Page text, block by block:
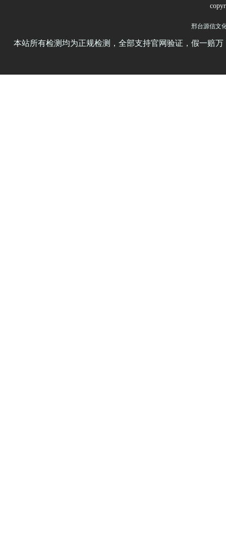
邢台源信文
本站所有检测均为正规检测，全部支持官网验证，假一赔万